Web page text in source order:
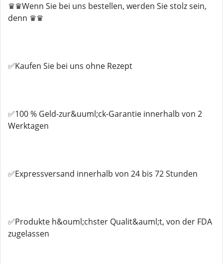
♛♛Wenn Sie bei uns bestellen, werden Sie stolz sein,
denn ♛♛
✅Kaufen Sie bei uns ohne Rezept
✅100 % Geld-zur&uuml;ck-Garantie innerhalb von 2
Werktagen
✅Expressversand innerhalb von 24 bis 72 Stunden
✅Produkte h&ouml;chster Qualit&auml;t, von der FDA
zugelassen